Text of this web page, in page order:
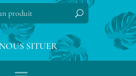
NOUS SITUER